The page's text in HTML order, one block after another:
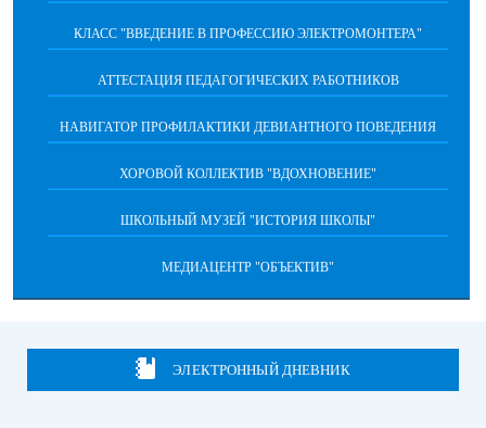
КЛАСС "ВВЕДЕНИЕ В ПРОФЕССИЮ ЭЛЕКТРОМОНТЕРА"
АТТЕСТАЦИЯ ПЕДАГОГИЧЕСКИХ РАБОТНИКОВ
НАВИГАТОР ПРОФИЛАКТИКИ ДЕВИАНТНОГО ПОВЕДЕНИЯ
ХОРОВОЙ КОЛЛЕКТИВ "ВДОХНОВЕНИЕ"
ШКОЛЬНЫЙ МУЗЕЙ "ИСТОРИЯ ШКОЛЫ"
МЕДИАЦЕНТР "ОБЪЕКТИВ"
ЭЛЕКТРОННЫЙ ДНЕВНИК